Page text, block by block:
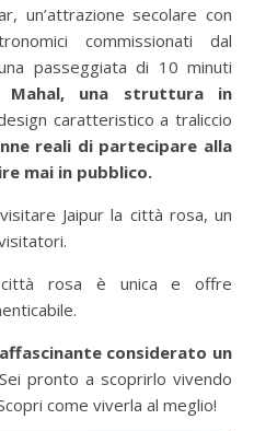
un’attrazione secolare con
commissionati dal
passeggiata di 10 minuti
Mahal, una struttura in
caratteristico a traliccio
reali di partecipare alla
mai in pubblico.
Jaipur la città rosa, un
rosa è unica e offre
considerato un
pronto a scoprirlo vivendo
come viverla al meglio!